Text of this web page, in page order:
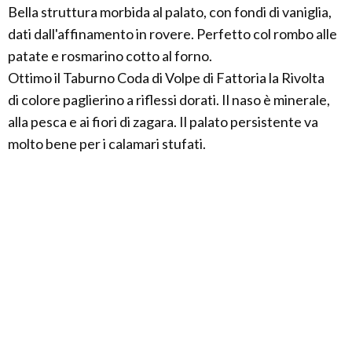
Bella struttura morbida al palato, con fondi di vaniglia,
dati dall'affinamento in rovere. Perfetto col rombo alle
patate e rosmarino cotto al forno.
Ottimo il Taburno Coda di Volpe di Fattoria la Rivolta
di colore paglierino a riflessi dorati. Il naso è minerale,
alla pesca e ai fiori di zagara. Il palato persistente va
molto bene per i calamari stufati.